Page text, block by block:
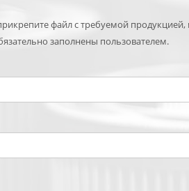
файл с требуемой
заполнены пользователем.